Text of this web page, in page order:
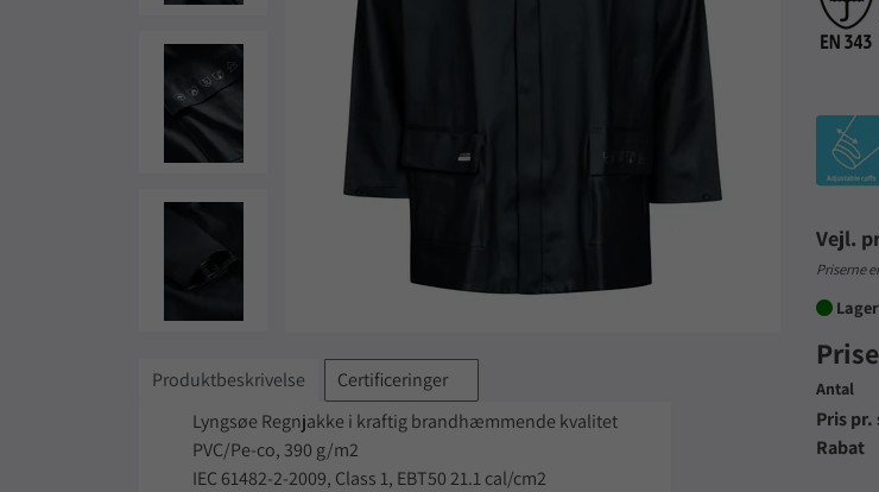
Produktbeskrivelse
Certificeringer
Lyngsøe Regnjakke i kraftig brandhæmmende kvalitet
PVC/Pe-co, 390 g/m2
IEC 61482-2-2009, Class 1, EBT50 21.1 cal/cm2
Vejl.
Priserne

Antal
Pris
Rabat